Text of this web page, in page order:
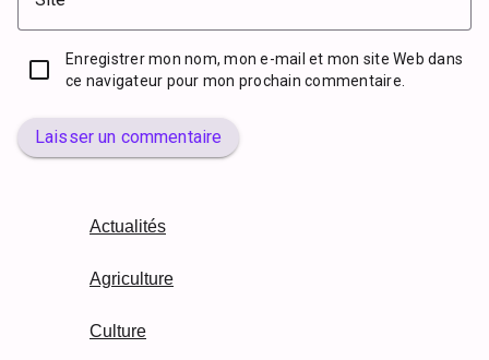
Enregistrer mon nom, mon e-mail et mon site Web dans
ce navigateur pour mon prochain commentaire.
Laisser un commentaire
Actualités
Agriculture
Culture